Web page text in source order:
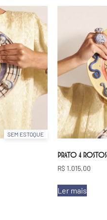
SEM ESTOQUE
PRATO 4 ROSTOS
R$ 1.015,00
Ler mais